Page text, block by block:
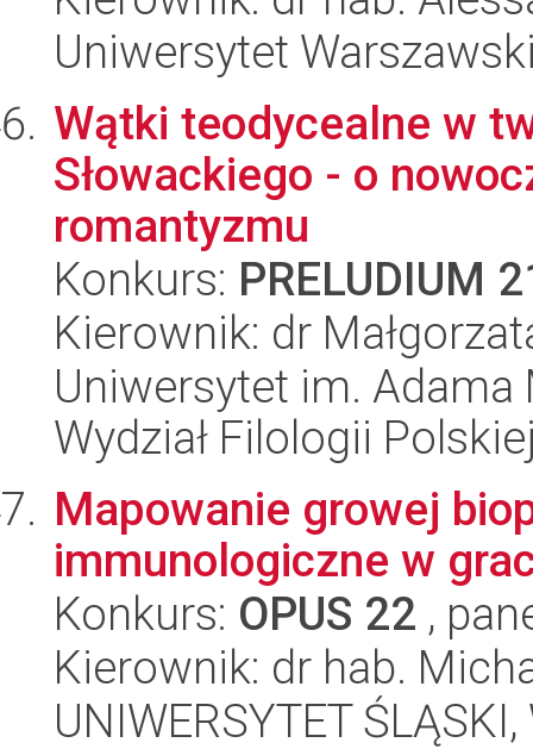
Uniwersytet
Wątki teodycealne w
Słowackiego - o
romantyzmu
Konkurs: PRELUDIUM
Kierownik: dr
Uniwersytet im.
Wydział Filologii
Mapowanie growej
immunologiczne w
Konkurs: OPUS 22 ,
Kierownik: dr hab.
UNIWERSYTET